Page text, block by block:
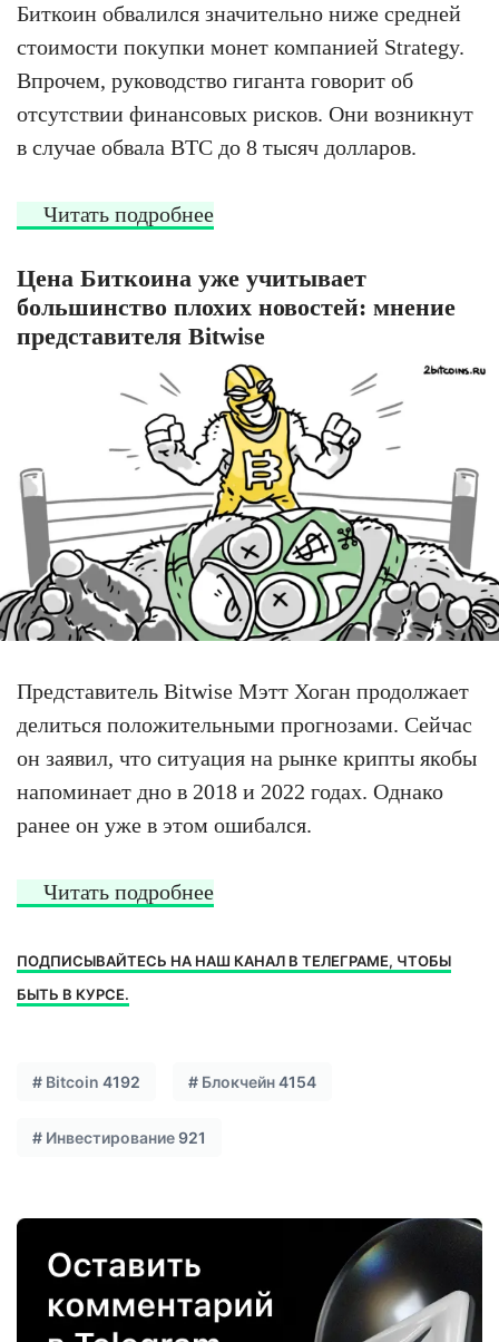
Биткоин обвалился значительно ниже средней
стоимости покупки монет компанией Strategy.
Впрочем, руководство гиганта говорит об
отсутствии финансовых рисков. Они возникнут
в случае обвала BTC до 8 тысяч долларов.
Читать подробнее
Цена Биткоина уже учитывает
большинство плохих новостей: мнение
представителя Bitwise
Представитель Bitwise Мэтт Хоган продолжает
делиться положительными прогнозами. Сейчас
он заявил, что ситуация на рынке крипты якобы
напоминает дно в 2018 и 2022 годах. Однако
ранее он уже в этом ошибался.
Читать подробнее
ПОДПИСЫВАЙТЕСЬ НА НАШ КАНАЛ В ТЕЛЕГРАМЕ, ЧТОБЫ
БЫТЬ В КУРСЕ.
# Bitcoin 4192 # Блокчейн4154
# Инвестирование921